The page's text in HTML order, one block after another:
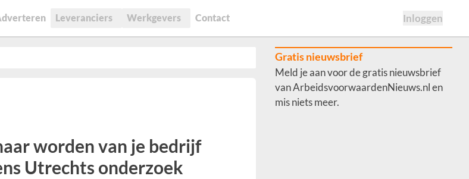
Leveranciers Werkgevers Contact Inloggen
worden van je bedrijf
Utrechts onderzoek
Gratis nieuwsbrief
Meld je aan voor de gratis nieuwsbrief
van ArbeidsvoorwaardenNieuws.nl en
mis niets meer.